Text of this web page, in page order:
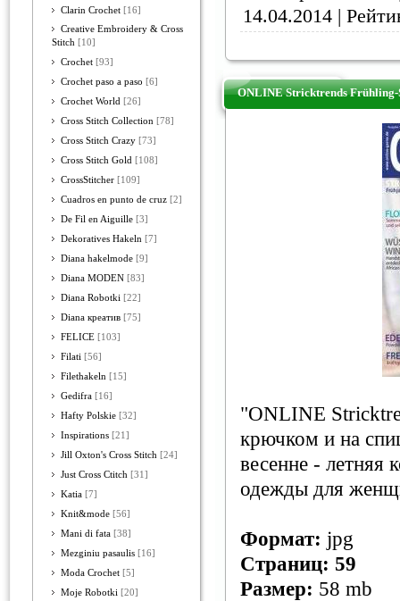
Clarin Crochet [16]
Creative Embroidery & Cross
Stitch [10]
Crochet [93]
Crochet paso a paso [6]
Crochet World [26]
Cross Stitch Collection [78]
Cross Stitch Crazy [73]
Cross Stitch Gold [108]
CrossStitcher [109]
Cuadros en punto de cruz [2]
De Fil en Aiguille [3]
Dekoratives Hakeln [7]
Diana hakelmode [9]
Diana MODEN [83]
Diana Robotki [22]
Diana креатив [75]
FELICE [103]
Filati [56]
Filethakeln [15]
Gedifra [16]
Hafty Polskie [32]
Inspirations [21]
Jill Oxton's Cross Stitch [24]
Just Cross Ctitch [31]
Katia [7]
Knit&mode [56]
Mani di fata [38]
Mezginiu pasaulis [16]
Moda Crochet [5]
Moje Robotki [20]
14.04.2014 |
ONLINE Stricktrends Frühling-
"ONLINE
крючком и на
весенне - летняя
одежды для
Формат: jpg
Страниц: 59
Размер: 58 mb